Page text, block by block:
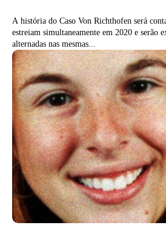
A história do Caso Von Richthofen será
estreiam simultaneamente em 2020 e serão
alternadas nas mesmas...